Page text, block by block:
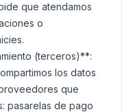
que atendamos
o
(terceros)**:
los datos
que
pasarelas de pago